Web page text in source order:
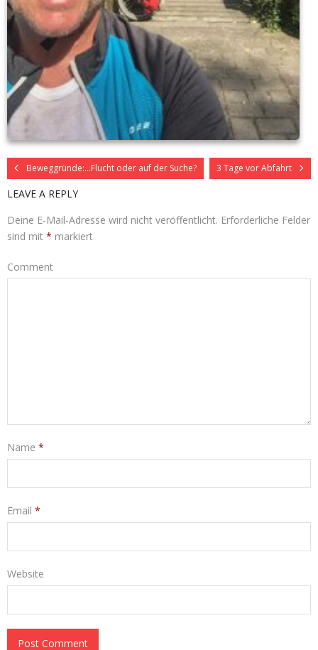
Beweggründe:…Flucht oder auf der Suche? 3 Tage vor Abfahrt
LEAVE A REPLY
Deine E-Mail-Adresse wird nicht veröffentlicht. Erforderliche Felder
sind mit * markiert
Comment
Name *
Email *
Website